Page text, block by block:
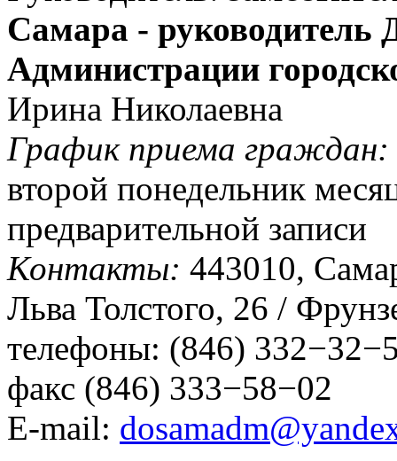
Самара - руководитель
Администрации
Ирина Николаевна
График приема граждан:
второй понедельник
предварительной записи
Контакты: 443010,
Льва Толстого, 26 /
телефоны: (846)
факс (846) 333−58−02
E-mail: